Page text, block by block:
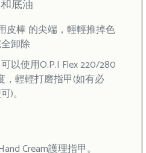
底油
皮棒 的尖端，輕輕推掉色
卸除
以使用O.P.I Flex 220/280
，輕輕打磨指甲(如有必
)。
Cream護理指甲。